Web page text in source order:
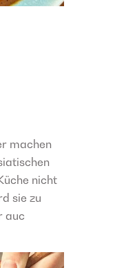
machen
nicht
sie zu
auc